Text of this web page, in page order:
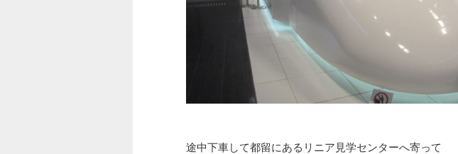
途中下車して都留にあるリニア見学センターへ寄って